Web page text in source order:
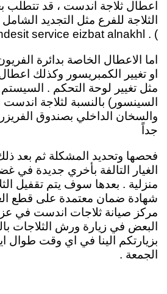
اعطال ثلاجة اندست ، قد
الثلاجة للفرع مثل التجديد
) . indesit service eizbat alnakhl
اما الاعطال الخاصة بدائرة
او تغيير الكمبريسور وكذلك
مثل تغيير لوحة التحكم .
السينسور) بالنسبة لثلاجة اندست
والسخان الداخلي بصندوق
جداً
فحصها وتحديد المشكلة ثم بعد
منزلية . بعدها سوف يتم تقفيل
شهادة ضمان معتمدة على قطع
مركز صيانة ثلاجات اندست في
البعض في زيارة ورش الثلاجات
بزيارتكم الينا في اي وقت طوال
الجمعة .